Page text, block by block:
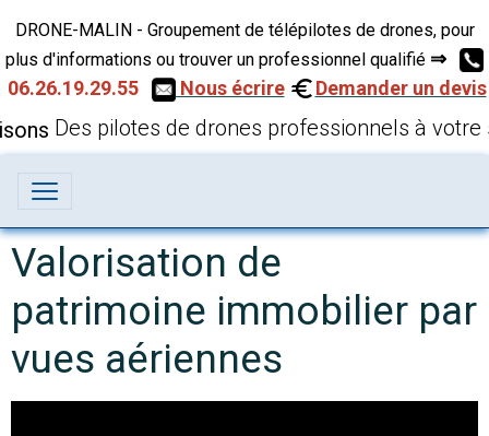
DRONE-MALIN - Groupement de télépilotes de drones, pour
plus d'informations ou trouver un professionnel qualifié ⇒
06.26.19.29.55
Nous écrire Demander un devis
Des pilotes de drones professionnels à votre
Valorisation de
patrimoine immobilier par
vues aériennes